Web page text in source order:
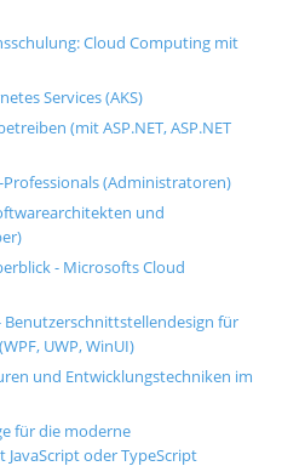
Cloud Computing mit
Services (AKS)
(mit ASP.NET, ASP.NET
(Administratoren)
und
- Microsofts Cloud
Benutzerschnittstellendesign für
UWP, WinUI)
und Entwicklungstechniken im
für die moderne
oder TypeScript